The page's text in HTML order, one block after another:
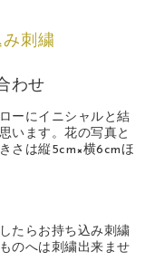
刺繍
わせ
ーにイニシャルと結
います。花の写真と
さは縦5cm×横6cmほ
たらお持ち込み刺繍
のへは刺繍出来ませ